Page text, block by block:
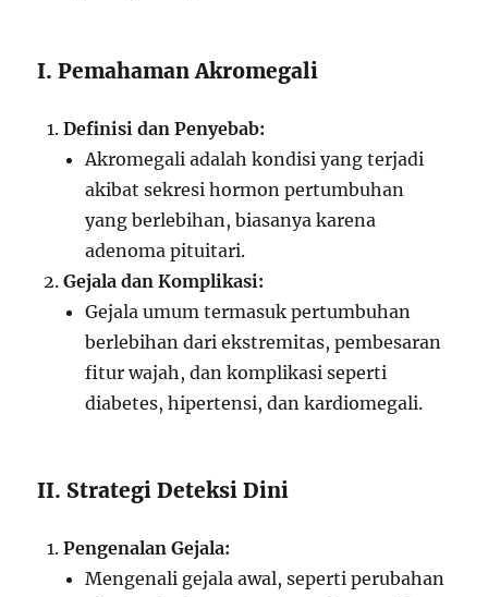
I. Pemahaman Akromegali
Definisi dan Penyebab:
Akromegali adalah kondisi yang terjadi
akibat sekresi hormon pertumbuhan
yang berlebihan, biasanya karena
adenoma pituitari.
Gejala dan Komplikasi:
Gejala umum termasuk pertumbuhan
berlebihan dari ekstremitas, pembesaran
fitur wajah, dan komplikasi seperti
diabetes, hipertensi, dan kardiomegali.
II. Strategi Deteksi Dini
Pengenalan Gejala:
Mengenali gejala awal, seperti perubahan